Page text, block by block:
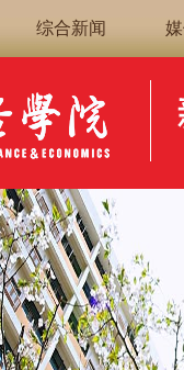
综合新闻